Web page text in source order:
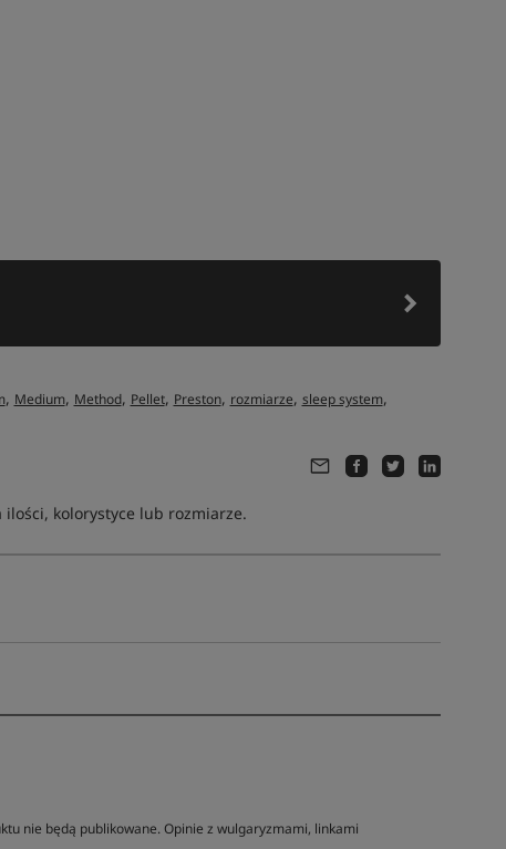
, Medium, Method, Pellet, Preston, rozmiarze, sleep system,
kolorystyce lub rozmiarze.
nie będą publikowane. Opinie z wulgaryzmami, linkami